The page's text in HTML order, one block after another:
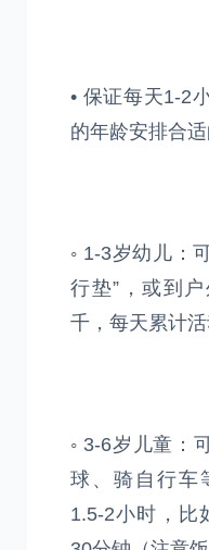
• 保证每天1-2
的年龄安排合适
◦ 1-3岁幼儿：
行垫”，或到
千，每天累计活
◦ 3-6岁儿童：
球、骑自行车
1.5-2小时，比